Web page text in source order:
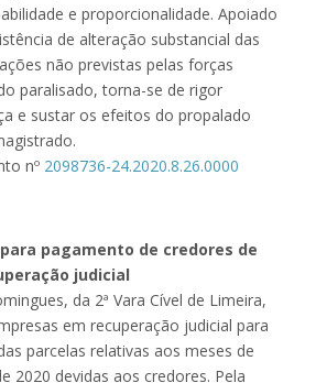
e proporcionalidade. Apoiado
de alteração substancial das
não previstas pelas forças
paralisado, torna-se de rigor
e sustar os efeitos do propalado
nº 2098736-24.2020.8.26.0000
pagamento de credores de
judicial
da 2ª Vara Cível de Limeira,
em recuperação judicial para
parcelas relativas aos meses de
2020 devidas aos credores. Pela